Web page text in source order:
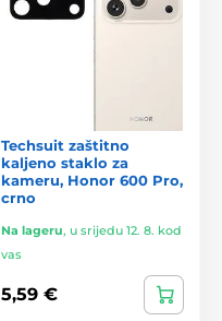
Techsuit zaštitno
kaljeno staklo za
kameru, Honor 600 Pro,
crno
Na lageru, u srijedu 12. 8. kod
vas
5,59 €